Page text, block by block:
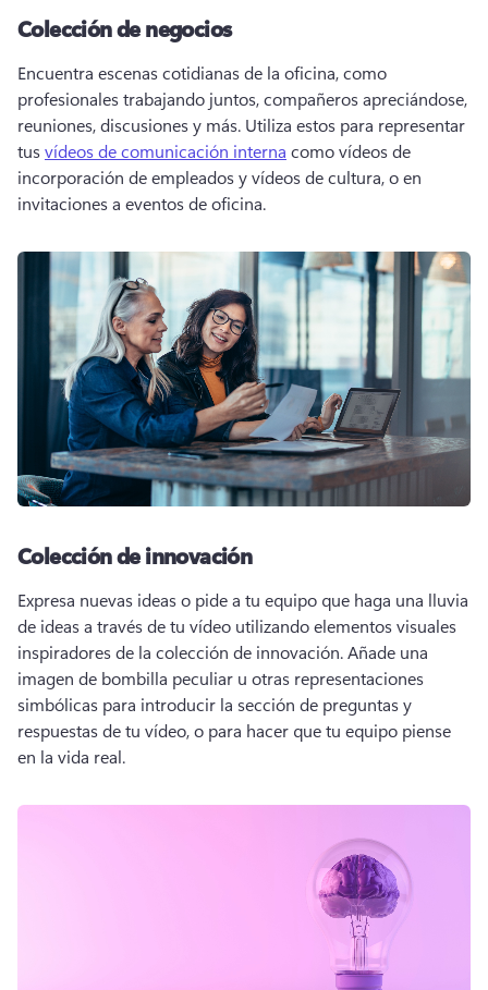
Colección de negocios
Encuentra escenas cotidianas de la oficina, como
profesionales trabajando juntos, compañeros apreciándose,
reuniones, discusiones y más. Utiliza estos para representar
tus vídeos de comunicación interna como vídeos de
incorporación de empleados y vídeos de cultura, o en
invitaciones a eventos de oficina.
Colección de innovación
Expresa nuevas ideas o pide a tu equipo que haga una lluvia
de ideas a través de tu vídeo utilizando elementos visuales
inspiradores de la colección de innovación. Añade una
imagen de bombilla peculiar u otras representaciones
simbólicas para introducir la sección de preguntas y
respuestas de tu vídeo, o para hacer que tu equipo piense
en la vida real.